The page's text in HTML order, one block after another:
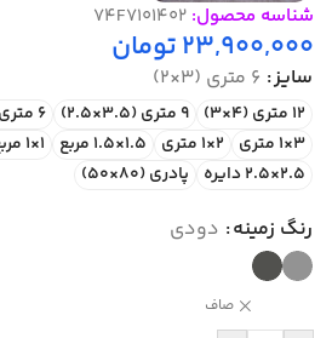
شناسه محصول: 74F7101402
23,900,000تومان
سایز 6 متری (3×2)
12 متری (4×3) 9 متری (3.5×2.5) 6 متری (3×2)
3×1 متری
2×1 متری 1.5×1.5 مربع 1×1 مربع
2.5×2.5 دایره
پادری (80×50)
رنگ زمینه دودی
صاف